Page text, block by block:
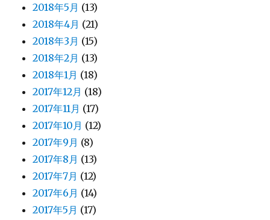
2018年5月 (13)
2018年4月 (21)
2018年3月 (15)
2018年2月 (13)
2018年1月 (18)
2017年12月 (18)
2017年11月 (17)
2017年10月 (12)
2017年9月 (8)
2017年8月 (13)
2017年7月 (12)
2017年6月 (14)
2017年5月 (17)